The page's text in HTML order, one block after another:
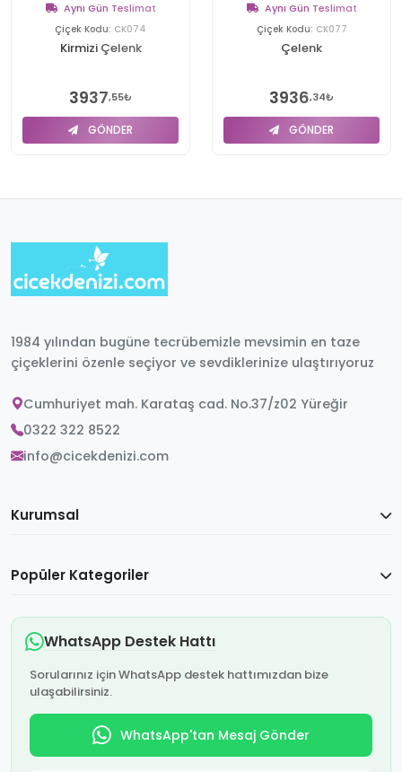
Aynı Gün Teslimat
Çiçek Kodu: CK074
Kirmizi Çelenk
3937,55₺
GÖNDER
Aynı Gün Teslimat
Çiçek Kodu: CK077
Çelenk
3936,34₺
GÖNDER
1984 yılından bugüne tecrübemizle mevsimin en taze
çiçeklerini özenle seçiyor ve sevdiklerinize ulaştırıyoruz
Cumhuriyet mah. Karataş cad. No.37/z02 Yüreğir
0322 322 8522
info@cicekdenizi.com
Kurumsal
Popüler Kategoriler
WhatsApp Destek Hattı
Sorularınız için WhatsApp destek hattımızdan bize
ulaşabilirsiniz.
WhatsApp'tan Mesaj Gönder